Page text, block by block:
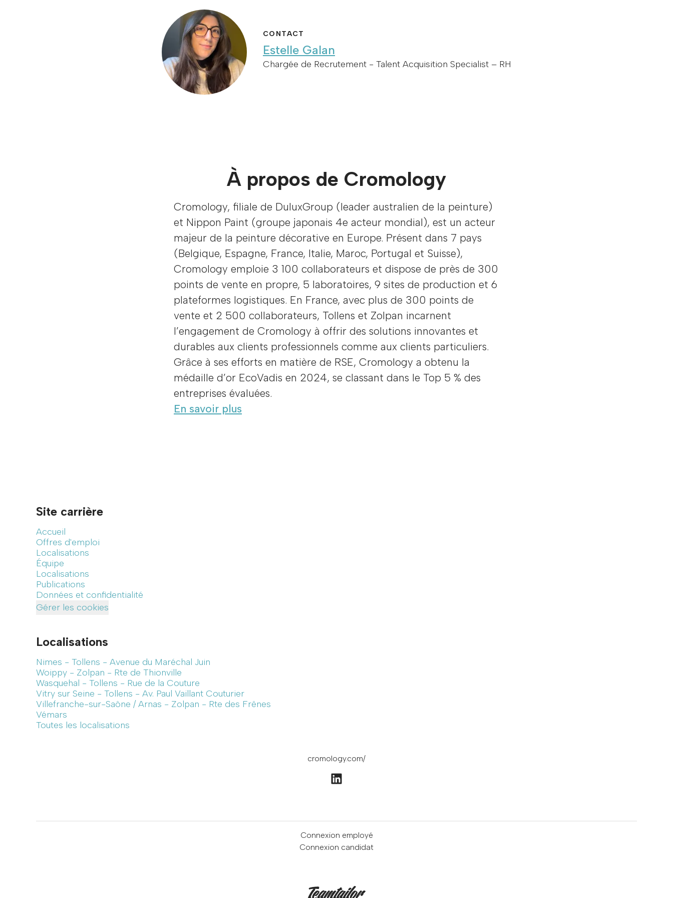
CONTACT
Estelle Galan
Chargée de Recrutement - Talent Acquisition Specialist – RH
À propos de Cromology
Cromology, filiale de DuluxGroup (leader australien de la peinture)
et Nippon Paint (groupe japonais 4e acteur mondial), est un acteur
majeur de la peinture décorative en Europe. Présent dans 7 pays
(Belgique, Espagne, France, Italie, Maroc, Portugal et Suisse),
Cromology emploie 3 100 collaborateurs et dispose de près de 300
points de vente en propre, 5 laboratoires, 9 sites de production et 6
plateformes logistiques. En France, avec plus de 300 points de
vente et 2 500 collaborateurs, Tollens et Zolpan incarnent
l’engagement de Cromology à offrir des solutions innovantes et
durables aux clients professionnels comme aux clients particuliers.
Grâce à ses efforts en matière de RSE, Cromology a obtenu la
médaille d’or EcoVadis en 2024, se classant dans le Top 5 % des
entreprises évaluées.
En savoir plus
Site carrière
Accueil
Offres d'emploi
Localisations
Équipe
Localisations
Publications
Données et confidentialité
Gérer les cookies
Localisations
Nimes - Tollens - Avenue du Maréchal Juin
Woippy - Zolpan - Rte de Thionville
Wasquehal - Tollens - Rue de la Couture
Vitry sur Seine - Tollens - Av. Paul Vaillant Couturier
Villefranche-sur-Saône / Arnas - Zolpan - Rte des Frênes
Vémars
Toutes les localisations
cromology.com/
Connexion employé
Connexion candidat